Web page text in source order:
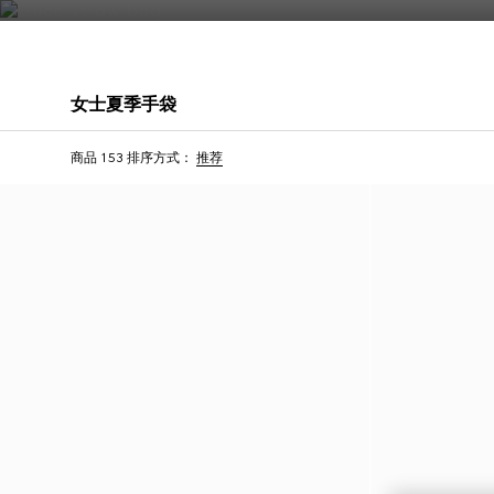
女士夏季手袋
商品 153 排序方式： 推荐
首字母个性化定制